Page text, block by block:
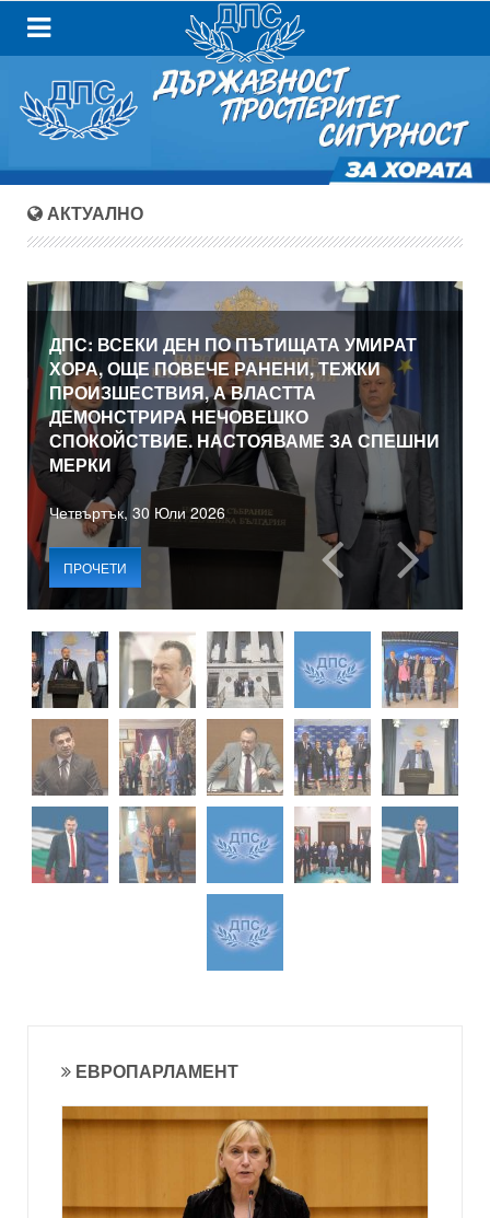
АКТУАЛНО
ДПС: ВСЕКИ ДЕН ПО ПЪТИЩАТА УМИРАТ
ХОРА, ОЩЕ ПОВЕЧЕ РАНЕНИ, ТЕЖКИ
ПРОИЗШЕСТВИЯ, А ВЛАСТТА
ДЕМОНСТРИРА НЕЧОВЕШКО
СПОКОЙСТВИЕ. НАСТОЯВАМЕ ЗА СПЕШНИ
МЕРКИ
Четвъртък, 30 Юли 2026
ПРОЧЕТИ
ЕВРОПАРЛАМЕНТ